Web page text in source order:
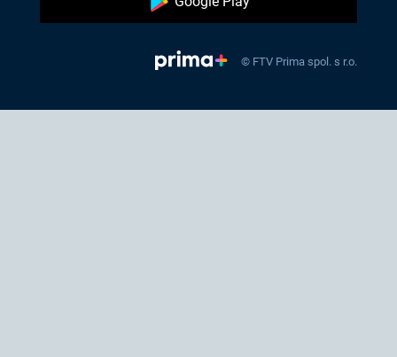
© FTV Prima spol. s r.o.